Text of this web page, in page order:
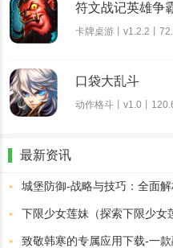
符文战记英雄争
卡牌桌游丨v1.2.2丨
口袋大乱斗
动作格斗丨v1.0丨
最新资讯
城堡防御-战略与技巧：全面